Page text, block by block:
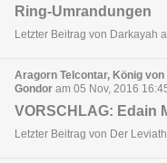
Ring-Umrandungen
Letzter Beitrag von Darkayah
Aragorn Telcontar, König von
Gondor am 05 Nov, 2016
VORSCHLAG: Edain
Letzter Beitrag von Der